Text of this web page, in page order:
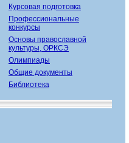
Курсовая подготовка
Профессиональные
конкурсы
Основы православной
культуры, ОРКСЭ
Олимпиады
Общие документы
Библиотека